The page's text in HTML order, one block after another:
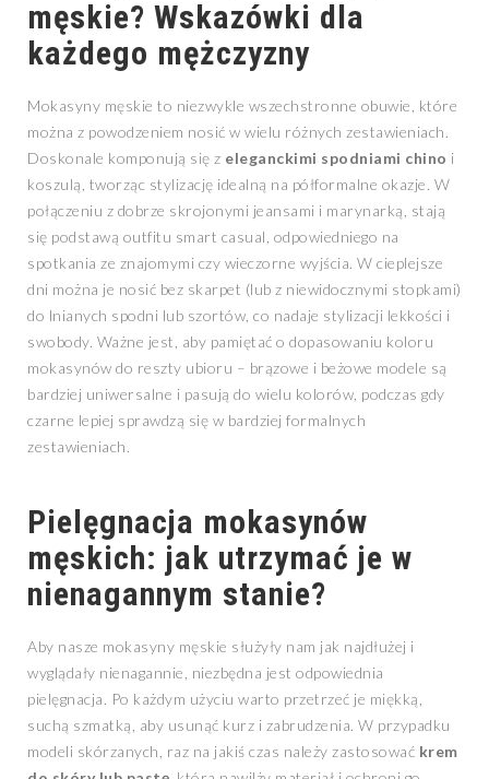
męskie? Wskazówki dla
każdego mężczyzny
Mokasyny męskie to niezwykle wszechstronne obuwie, które
można z powodzeniem nosić w wielu różnych zestawieniach.
Doskonale komponują się z eleganckimi spodniami chino i
koszulą, tworząc stylizację idealną na półformalne okazje. W
połączeniu z dobrze skrojonymi jeansami i marynarką, stają
się podstawą outfitu smart casual, odpowiedniego na
spotkania ze znajomymi czy wieczorne wyjścia. W cieplejsze
dni można je nosić bez skarpet (lub z niewidocznymi stopkami)
do lnianych spodni lub szortów, co nadaje stylizacji lekkości i
swobody. Ważne jest, aby pamiętać o dopasowaniu koloru
mokasynów do reszty ubioru – brązowe i beżowe modele są
bardziej uniwersalne i pasują do wielu kolorów, podczas gdy
czarne lepiej sprawdzą się w bardziej formalnych
zestawieniach.
Pielęgnacja mokasynów
męskich: jak utrzymać je w
nienagannym stanie?
Aby nasze mokasyny męskie służyły nam jak najdłużej i
wyglądały nienagannie, niezbędna jest odpowiednia
pielęgnacja. Po każdym użyciu warto przetrzeć je miękką,
suchą szmatką, aby usunąć kurz i zabrudzenia. W przypadku
modeli skórzanych, raz na jakiś czas należy zastosować krem